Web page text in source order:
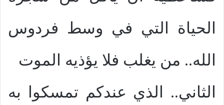
الحياة التي في وسط فردوس
الله.. من يغلب فلا يؤذيه الموت
الثاني.. الذي عندكم تمسكوا به